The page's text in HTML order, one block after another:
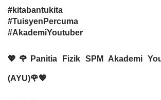
#kitabantukita
#TuisyenPercuma
#AkademiYoutuber
💖🌹Panitia Fizik SPM Akademi
(AYU)🌹💖